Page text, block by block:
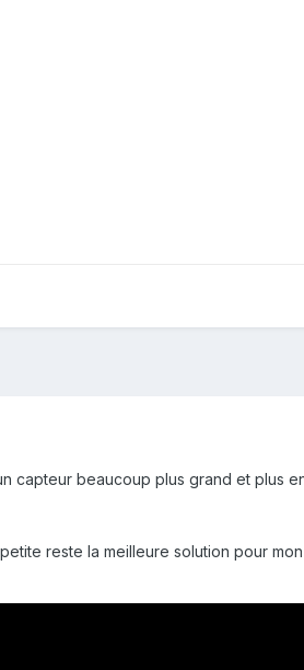
capteur beaucoup plus grand et plus
reste la meilleure solution pour mon